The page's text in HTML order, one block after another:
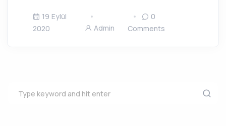
19 Eylül
2020
Admin
0
Comments